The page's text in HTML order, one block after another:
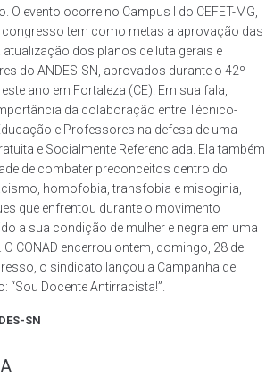
O evento ocorre no Campus I do CEFET-MG,
congresso tem como metas a aprovação das
atualização dos planos de luta gerais e
do ANDES-SN, aprovados durante o 42º
ano em Fortaleza (CE). Em sua fala,
da colaboração entre Técnico-
e Professores na defesa de uma
e Socialmente Referenciada. Ela também
de combater preconceitos dentro do
homofobia, transfobia e misoginia,
que enfrentou durante o movimento
a sua condição de mulher e negra em uma
CONAD encerrou ontem, domingo, 28 de
o sindicato lançou a Campanha de
“Sou Docente Antirracista!”.
SN